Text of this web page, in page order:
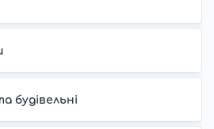
будівельні